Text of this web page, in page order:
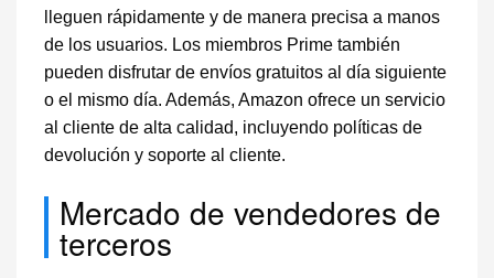
lleguen rápidamente y de manera precisa a manos
de los usuarios. Los miembros Prime también
pueden disfrutar de envíos gratuitos al día siguiente
o el mismo día. Además, Amazon ofrece un servicio
al cliente de alta calidad, incluyendo políticas de
devolución y soporte al cliente.
Mercado de vendedores de
terceros